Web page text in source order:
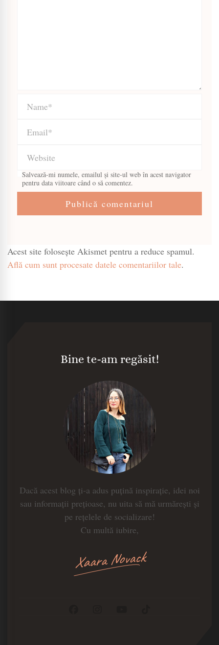
Salvează-mi numele, emailul și site-ul web în acest navigator
pentru data viitoare când o să comentez.
Acest site folosește Akismet pentru a reduce spamul.
Află cum sunt procesate datele comentariilor tale.
Bine te-am regăsit!
Dacă acest blog ți-a adus puțină inspirație, idei noi
sau informații prețioase, nu uita să mă urmărești și
pe rețelele de socializare!
Cu multă iubire,
Xaara Novack